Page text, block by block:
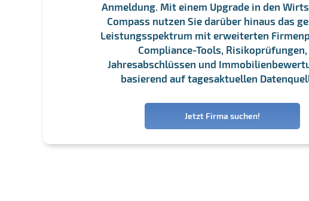
Anmeldung. Mit einem Upgrade in den
Compass nutzen Sie darüber hinaus das
Leistungsspektrum mit erweiterten
Compliance-Tools, Risikoprüfungen,
Jahresabschlüssen und
basierend auf tagesaktuellen
Jetzt Firma suchen!